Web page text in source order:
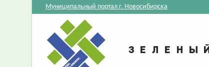
Муниципальный портал г. Новосибирска